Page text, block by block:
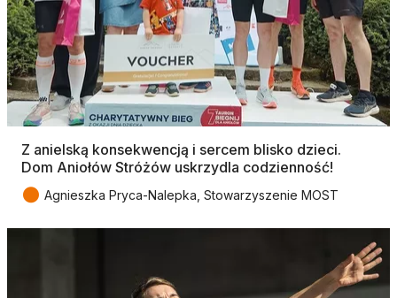
Z anielską konsekwencją i sercem blisko dzieci.
Dom Aniołów Stróżów uskrzydla codzienność!
● Agnieszka Pryca-Nalepka, Stowarzyszenie MOST